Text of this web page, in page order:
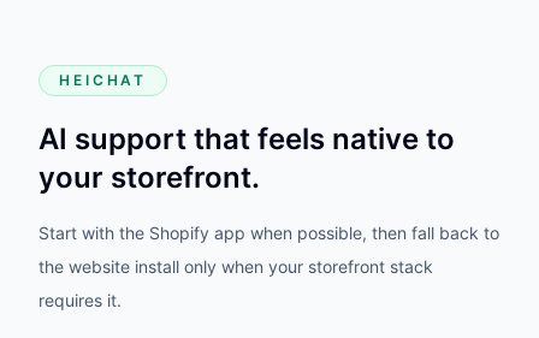
HEICHAT
AI support that feels native to
your storefront.
Start with the Shopify app when possible, then fall back to
the website install only when your storefront stack
requires it.